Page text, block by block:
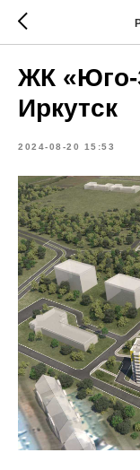
ЖК «Юго-
Иркутск
2024-08-20 15:53